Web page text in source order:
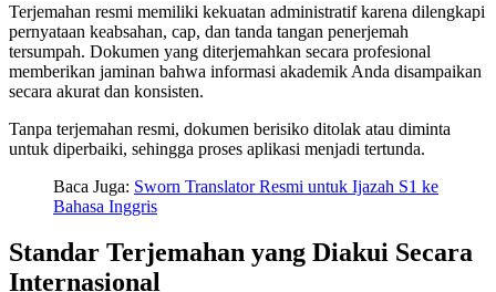
Terjemahan resmi memiliki kekuatan administratif karena dilengkapi
pernyataan keabsahan, cap, dan tanda tangan penerjemah
tersumpah. Dokumen yang diterjemahkan secara profesional
memberikan jaminan bahwa informasi akademik Anda disampaikan
secara akurat dan konsisten.
Tanpa terjemahan resmi, dokumen berisiko ditolak atau diminta
untuk diperbaiki, sehingga proses aplikasi menjadi tertunda.
Baca Juga: Sworn Translator Resmi untuk Ijazah S1 ke
Bahasa Inggris
Standar Terjemahan yang Diakui Secara
Internasional